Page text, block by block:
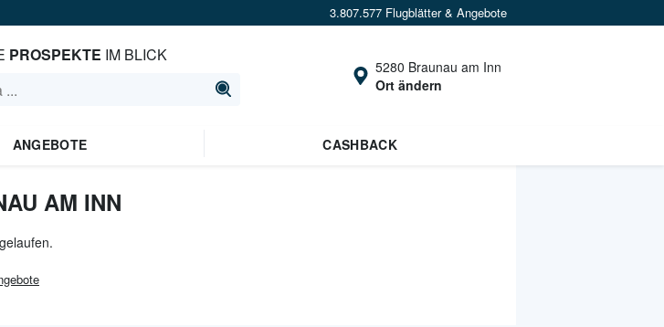
3.807.577 Flugblätter & Angebote
PROSPEKTE IM BLICK
5280 Braunau am Inn
Ort ändern
ANGEBOTE CASHBACK
AM INN